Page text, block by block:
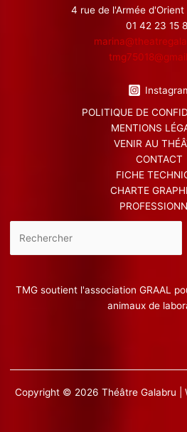
4 rue de l'Armée
01 42 23 15
POLITIQUE DE
MENTIONS
VENIR AU
CONTACT
FICHE
CHARTE
TMG soutient l'association GRAAL
animaux de
Copyright © 2026 Théâtre Galabru |